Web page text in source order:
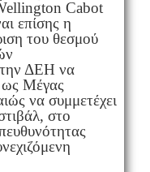
Cabot
επίσης η
του θεσμού
την ΔΕΗ να
ως Μέγας
να συμμετέχει
στο